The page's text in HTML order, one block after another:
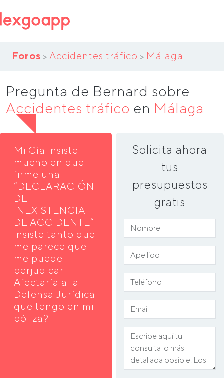
Foros > Accidentes tráfico > Málaga
Pregunta de Bernard sobre
Accidentes tráfico en Málaga
Mi Cía insiste
mucho en que
firme una
“DECLARACIÓN
DE
INEXISTENCIA
DE ACCIDENTE”
insiste tanto que
me parece que
me puede
perjudicar!
Afectaría a la
Defensa Jurídica
que tengo en mi
póliza?
Solicita ahora
tus
presupuestos
gratis